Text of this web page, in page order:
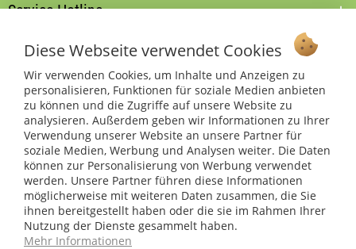
Service Hotline
Shop Service
Informationen
* bei Paketversand. Alle Preise inkl. gesetzl. Mehrwertsteuer zzgl.
Versandkosten.
Copyright © afp marketing gmbh - Alle Rechte vorbehalten
Sicher zahlen in unserem Onlineshop
Diese Webseite verwendet Cookies
Wir verwenden Cookies, um Inhalte und Anzeigen zu
personalisieren, Funktionen für soziale Medien anbieten
zu können und die Zugriffe auf unsere Website zu
analysieren. Außerdem geben wir Informationen zu Ihrer
Verwendung unserer Website an unsere Partner für
soziale Medien, Werbung und Analysen weiter. Die Daten
können zur Personalisierung von Werbung verwendet
werden. Unsere Partner führen diese Informationen
möglicherweise mit weiteren Daten zusammen, die Sie
ihnen bereitgestellt haben oder die sie im Rahmen Ihrer
Nutzung der Dienste gesammelt haben.
Mehr Informationen